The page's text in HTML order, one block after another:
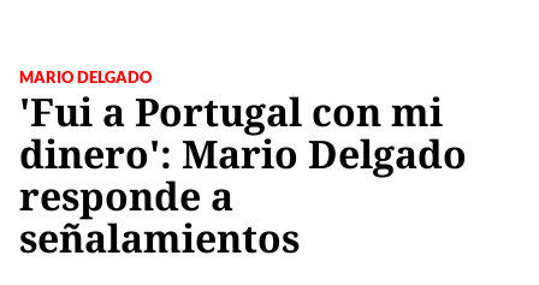
MARIO DELGADO
'Fui a Portugal con mi
dinero': Mario Delgado
responde a
señalamientos